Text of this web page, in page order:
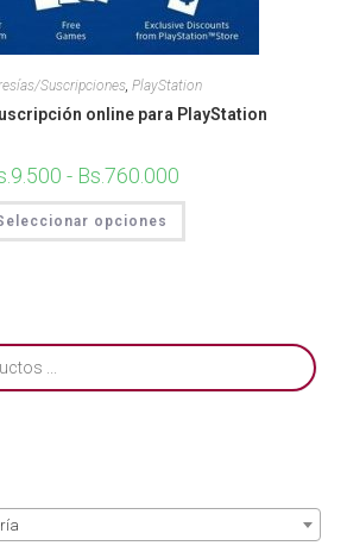
Suscripciones PlayStation
online para PlayStation
9.500 - Bs.760.000
opciones